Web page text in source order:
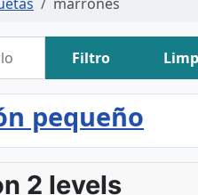
Filtro
pequeño
2 levels